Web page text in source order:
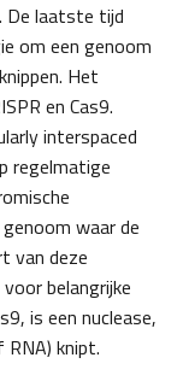
De laatste tijd
om een genoom
Het
en Cas9.
interspaced
regelmatige
waar de
van deze
belangrijke
is een nuclease,
knipt.